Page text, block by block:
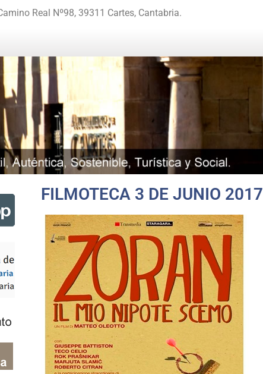
Real Nº98, 39311 Cartes, Cantabria.
FILMOTECA 3 DE JUNIO 2017